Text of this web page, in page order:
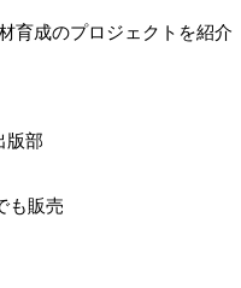
育成のプロジェクトを紹介
版部
も販売